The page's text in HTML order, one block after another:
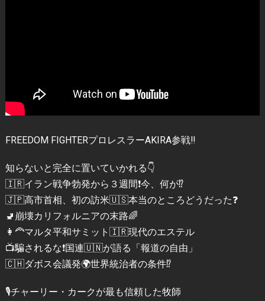
FREEDOM FIGHTERプロレスラーAKIRA参戦‼️
知らないと完全に置いていかれる👇
🇮🇷イラン戦争勃発から３週間❗️今、何が⁉️
🇯🇵高市首相、初の訪米🇺🇸本当のところどうだった❓
🚽崩壊カリフォルニアの末路🌈
👩‍🦰マルタ平和サミット🇮🇷現代のエステル
📺騙されるな❗️国連🇺🇳が語る「報道の自由」
🇨🇭ダボス会議発🌍世界統治者の条件⁉️
🎙チャーリー・カークが最も信頼した牧師